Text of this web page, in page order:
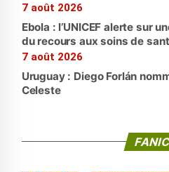
7 août 2026
Ebola : l’UNICEF alerte sur
du recours aux soins de
7 août 2026
Uruguay : Diego Forlán
Celeste